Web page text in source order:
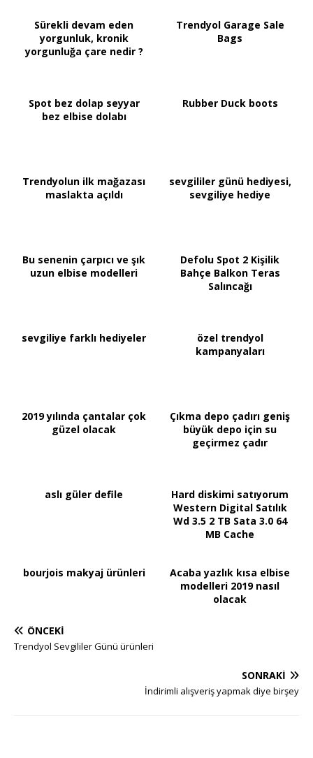
Sürekli devam eden
yorgunluk, kronik
yorgunluğa çare nedir ?
Trendyol Garage Sale
Bags
Spot bez dolap seyyar
bez elbise dolabı
Rubber Duck boots
Trendyolun ilk mağazası
maslakta açıldı
sevgililer günü hediyesi,
sevgiliye hediye
Bu senenin çarpıcı ve şık
uzun elbise modelleri
Defolu Spot 2 Kişilik
Bahçe Balkon Teras
Salıncağı
sevgiliye farklı hediyeler
özel trendyol
kampanyaları
2019 yılında çantalar çok
güzel olacak
Çıkma depo çadırı geniş
büyük depo için su
geçirmez çadır
aslı güler defile
Hard diskimi satıyorum
Western Digital Satılık
Wd 3.5 2 TB Sata 3.0 64
MB Cache
bourjois makyaj ürünleri
Acaba yazlık kısa elbise
modelleri 2019 nasıl
olacak
ÖNCEKI
Trendyol Sevgililer Günü ürünleri
SONRAKI
İndirimli alışveriş yapmak diye birşey